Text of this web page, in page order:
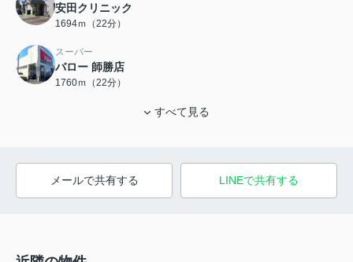
安田クリニック
1694ｍ（22分）
スーパー
バロー 師勝店
1760ｍ（22分）
すべて見る
メールで共有する LINEで共有する